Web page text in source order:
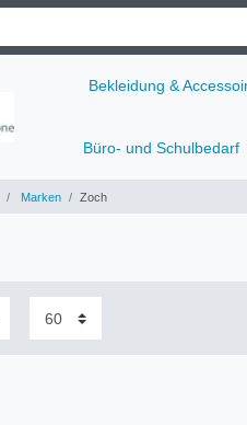
Bekleidung &
Büro- und Schulbedarf
Marken Zoch